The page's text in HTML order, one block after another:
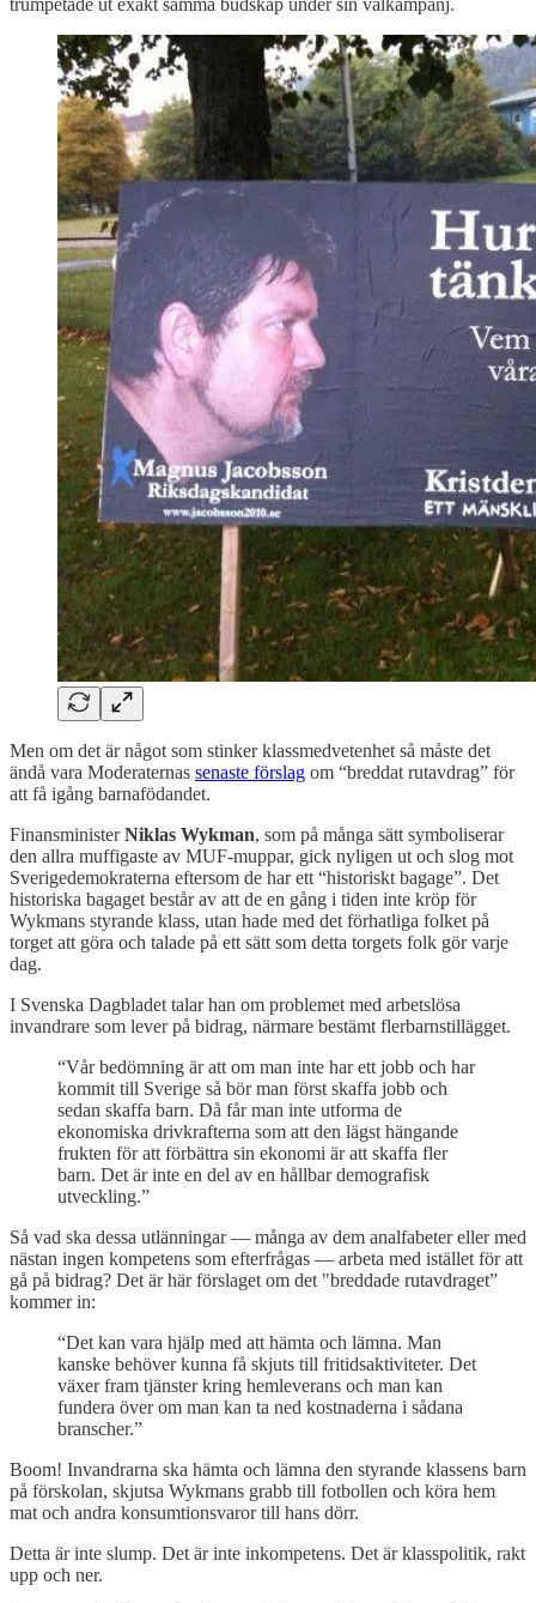
Men om det är något som stinker klassmedvetenhet så måste det
ändå vara Moderaternas senaste förslag om “breddat rutavdrag” för
att få igång barnafödandet.
FinansministerNiklas Wykman, som på många sätt symboliserar
den allra muffigaste av MUF-muppar, gick nyligen ut och slog mot
Sverigedemokraterna eftersom de har ett “historiskt bagage”. Det
historiska bagaget består av att de en gång i tiden inte kröp för
Wykmans styrande klass, utan hade med det förhatliga folket på
torget att göra och talade på ett sätt som detta torgets folk gör varje
dag.
I Svenska Dagbladet talar han om problemet med arbetslösa
invandrare som lever på bidrag, närmare bestämt flerbarnstillägget.
“Vår bedömning är att om man inte har ett jobb och har
kommit till Sverige så bör man först skaffa jobb och
sedan skaffa barn. Då får man inte utforma de
ekonomiska drivkrafterna som att den lägst hängande
frukten för att förbättra sin ekonomi är att skaffa fler
barn. Det är inte en del av en hållbar demografisk
utveckling.”
Så vad ska dessa utlänningar — många av dem analfabeter eller med
nästan ingen kompetens som efterfrågas — arbeta med istället för att
gå på bidrag? Det är här förslaget om det "breddade rutavdraget”
kommer in:
“Det kan vara hjälp med att hämta och lämna. Man
kanske behöver kunna få skjuts till fritidsaktiviteter. Det
växer fram tjänster kring hemleverans och man kan
fundera över om man kan ta ned kostnaderna i sådana
branscher.”
Boom! Invandrarna ska hämta och lämna den styrande klassens barn
på förskolan, skjutsa Wykmans grabb till fotbollen och köra hem
mat och andra konsumtionsvaror till hans dörr.
Detta är inte slump. Det är inte inkompetens. Det är klasspolitik, rakt
upp och ner.